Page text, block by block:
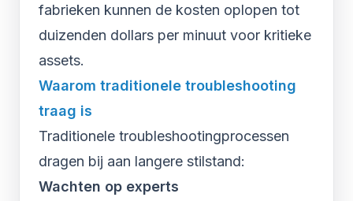
fabrieken kunnen de kosten oplopen tot
duizenden dollars per minuut voor kritieke
assets.
Waarom traditionele troubleshooting
traag is
Traditionele troubleshootingprocessen
dragen bij aan langere stilstand:
Wachten op experts